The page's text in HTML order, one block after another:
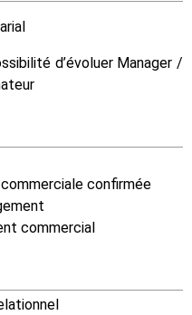
d’évoluer Manager /
confirmée
commercial